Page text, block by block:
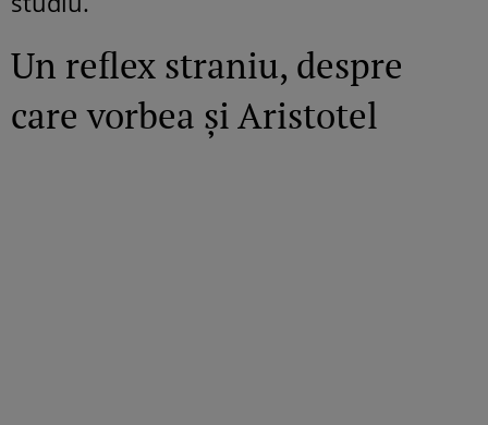
Un reflex straniu, despre
care vorbea și Aristotel